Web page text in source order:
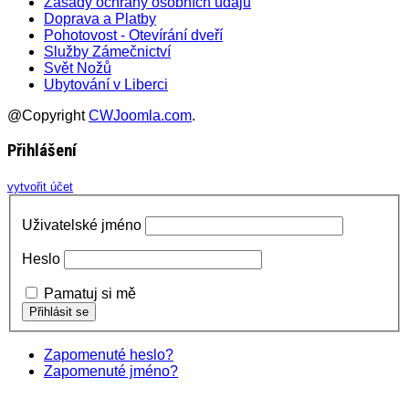
Doprava a Platby
Pohotovost - Otevírání dveří
Služby Zámečnictví
Svět Nožů
Ubytování v Liberci
@CopyrightCWJoomla.com.
Přihlášení
vytvořit účet
Uživatelské jméno
Heslo
Pamatuj si mě
Zapomenuté heslo?
Zapomenuté jméno?